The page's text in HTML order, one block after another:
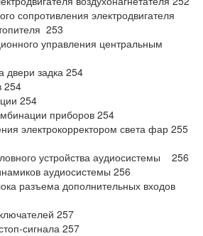
сопротивления электродвигателя
253
управления центральным
двери задка 254
254
254
приборов 254
электрокорректором света фар 255
устройства аудиосистемы 256
аудиосистемы 256
разъема дополнительных входов
257
сигнала 257